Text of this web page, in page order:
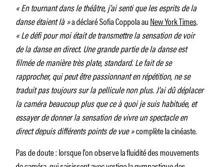
« En tournant dans le théâtre, j’ai senti que les esprits de la
danse étaient là »a déclaré Sofia Coppola auNew York Times.
« Le défi pour moi était de transmettre la sensation de voir
de la danse en direct. Une grande partie de la danse est
filmée de manière très plate, standard. Le fait de se
rapprocher, qui peut être passionnant en répétition, ne se
traduit pas toujours sur la pellicule non plus. J’ai dû déplacer
la caméra beaucoup plus que ce à quoi je suis habituée, et
essayer de donner la sensation de vivre un spectacle en
direct depuis différents points de vue »complète la cinéaste.
Pas de doute : lorsque l’on observe la fluidité des mouvements